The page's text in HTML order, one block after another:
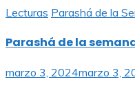
Lecturas Parashá de la
Parashá de la
marzo 3, 2024marzo 3,